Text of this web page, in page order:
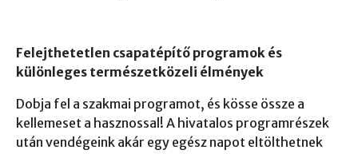
Felejthetetlen csapatépítő programok és
különleges természetközeli élmények
Dobja fel a szakmai programot, és kösse össze a
kellemeset a hasznossal! A hivatalos programrészek
után vendégeink akár egy egész napot eltölthetnek